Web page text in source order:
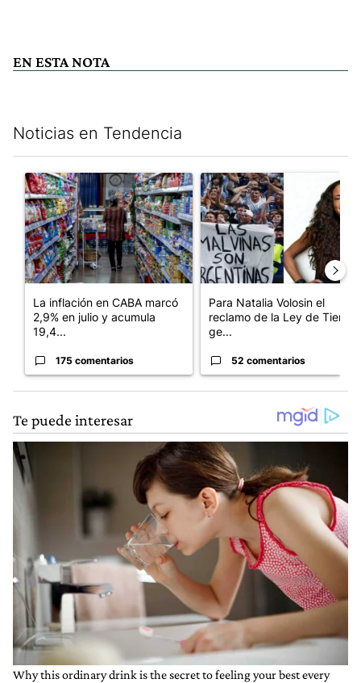
EN ESTA NOTA
Noticias en Tendencia
Un artículo de tendencia con el título "La inflación en CABA
La inflación en CABA marcó
2,9% en julio y acumula
19,4...
175 comentarios
Un artículo de tendencia con
Para Natalia Volosin el
reclamo de la Ley de Tierras
ge...
52 comentarios